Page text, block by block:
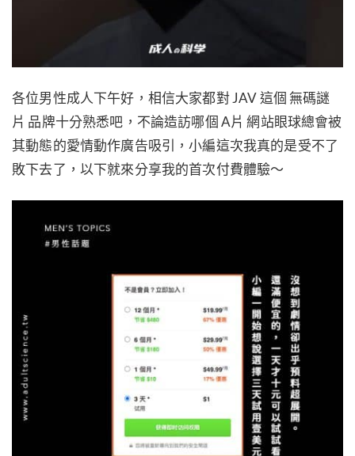
各位男性成人下午好，相信大家都對 JAV 這個 無碼謎
片 品牌十分熟悉吧，不論造訪哪個 A片 網站眼球總會被
其動態的愛情動作廣告吸引，小編這次我真的是受不了
敗下去了，以下就來分享我的首次付費體驗～